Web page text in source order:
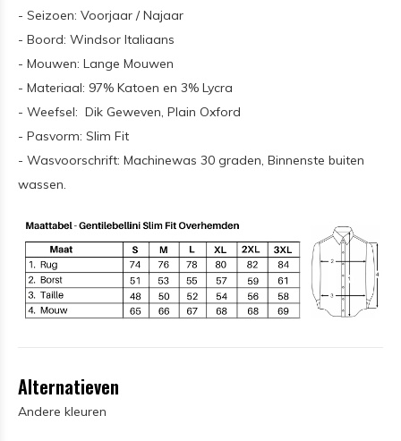
- Seizoen: Voorjaar / Najaar
- Boord: Windsor Italiaans
- Mouwen: Lange Mouwen
- Materiaal: 97% Katoen en 3% Lycra
- Weefsel: Dik Geweven, Plain Oxford
- Pasvorm: Slim Fit
- Wasvoorschrift: Machinewas 30 graden, Binnenste buiten
wassen.
Alternatieven
Andere kleuren